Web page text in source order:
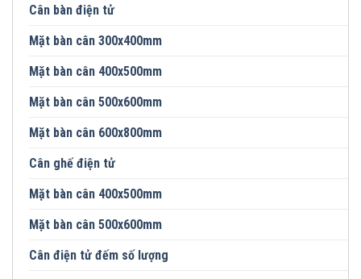
Cân bàn điện tử
Mặt bàn cân 300x400mm
Mặt bàn cân 400x500mm
Mặt bàn cân 500x600mm
Mặt bàn cân 600x800mm
Cân ghế điện tử
Mặt bàn cân 400x500mm
Mặt bàn cân 500x600mm
Cân điện tử đếm số lượng